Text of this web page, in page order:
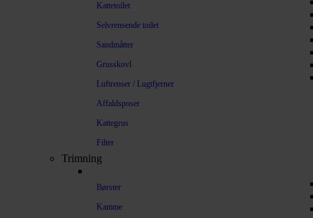
Kattetoilet
Selvrensende toilet
Sandmåtter
Grusskovl
Luftrenser / Lugtfjerner
Affaldsposer
Kattegrus
Filter
Trimning
Børster
Kamme